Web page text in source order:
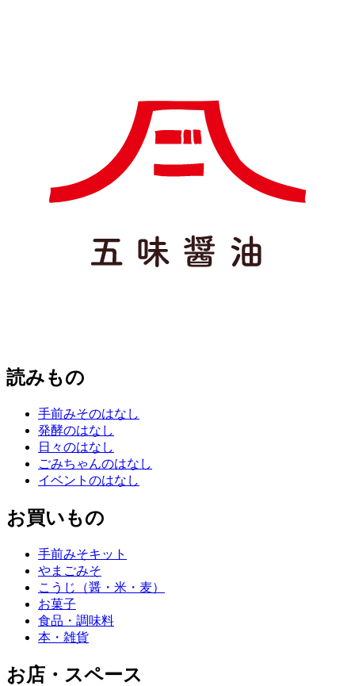
読みもの
手前みそのはなし
発酵のはなし
日々のはなし
ごみちゃんのはなし
イベントのはなし
お買いもの
手前みそキット
やまごみそ
こうじ（醤・米・麦）
お菓子
食品・調味料
本・雑貨
お店・スペース